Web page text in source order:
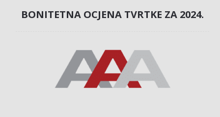
BONITETNA OCJENA TVRTKE ZA 2024.